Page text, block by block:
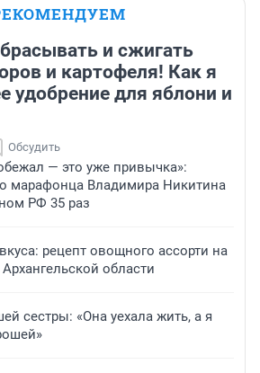
и сжигать
и картофеля! Как я
удобрение для яблони и
Обсудить
— это уже привычка»:
марафонца Владимира Никитина
РФ 35 раз
рецепт овощного ассорти на
области
сестры: «Она уехала жить, а я